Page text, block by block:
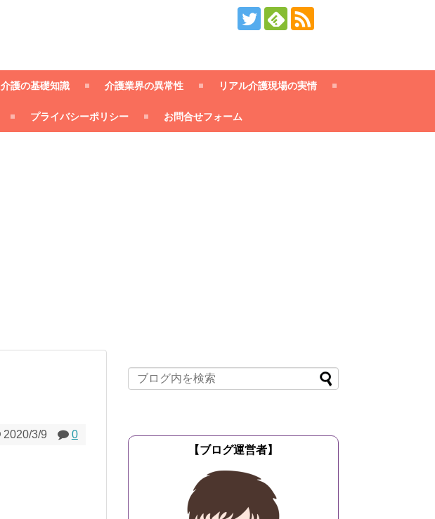
介護の基礎知識 介護業界の異常性 リアル介護現場の実情
プライバシーポリシー お問合せフォーム
2020/3/9 0
【ブログ運営者】